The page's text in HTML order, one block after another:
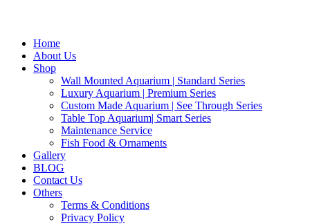
Home
About Us
Shop
Wall Mounted Aquarium | Standard Series
Luxury Aquarium | Premium Series
Custom Made Aquarium | See Through Series
Table Top Aquarium| Smart Series
Maintenance Service
Fish Food & Ornaments
Gallery
BLOG
Contact Us
Others
Terms & Conditions
Privacy Policy